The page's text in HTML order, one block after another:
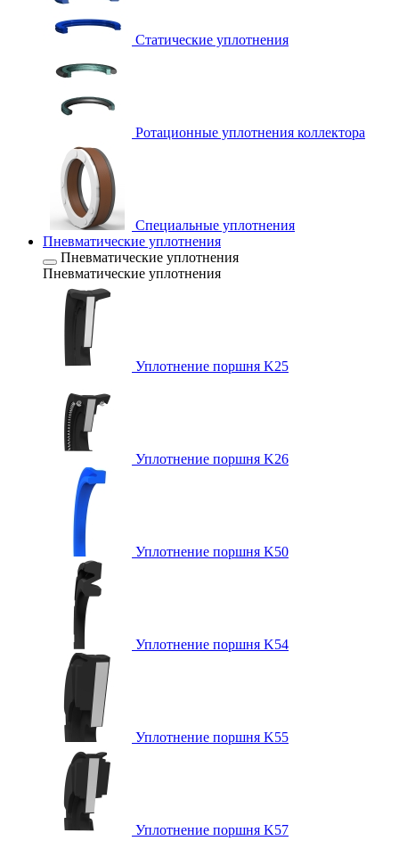
Статические уплотнения
Ротационные уплотнения коллектора
Специальные уплотнения
Пневматические уплотнения
Пневматические уплотнения
Пневматические уплотнения
Уплотнение поршня K25
Уплотнение поршня K26
Уплотнение поршня K50
Уплотнение поршня K54
Уплотнение поршня K55
Уплотнение поршня K57